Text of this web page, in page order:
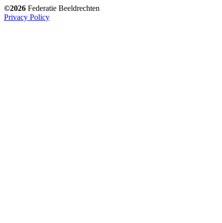
©2026 Federatie Beeldrechten
Privacy Policy